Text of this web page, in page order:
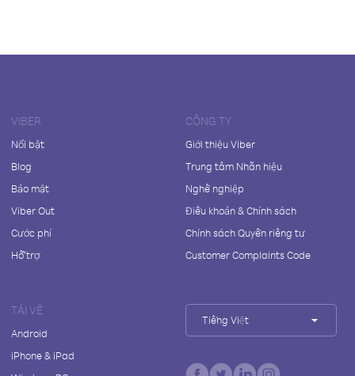
VIBER
Nổi bật
Blog
Bảo mật
Viber Out
Cước phí
Hỗ trợ
CÔNG TY
Giới thiệu Viber
Trung tâm Nhãn hiệu
Nghề nghiệp
Điều khoản & Chính sách
Chính sách Quyền riêng tư
Customer Complaints Code
TẢI VỀ
Android
iPhone & iPad
Tiếng Việt